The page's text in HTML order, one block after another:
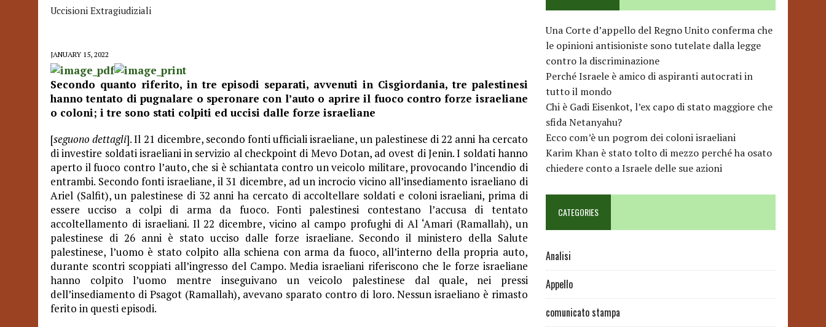
Uccisioni Extragiudiziali
JANUARY 15, 2022
Secondo quanto riferito, in tre episodi separati, avvenuti in Cisgiordania, tre palestinesi
hanno tentato di pugnalare o speronare con l’auto o aprire il fuoco contro forze israeliane
o coloni; i tre sono stati colpiti ed uccisi dalle forze israeliane
[seguono dettagli]. Il 21 dicembre, secondo fonti ufficiali israeliane, un palestinese di 22 anni ha cercato
di investire soldati israeliani in servizio al checkpoint di Mevo Dotan, ad ovest di Jenin. I soldati hanno
aperto il fuoco contro l’auto, che si è schiantata contro un veicolo militare, provocando l’incendio di
entrambi. Secondo fonti israeliane, il 31 dicembre, ad un incrocio vicino all’insediamento israeliano di
Ariel (Salfit), un palestinese di 32 anni ha cercato di accoltellare soldati e coloni israeliani, prima di
essere ucciso a colpi di arma da fuoco. Fonti palestinesi contestano l’accusa di tentato
accoltellamento di israeliani. Il 22 dicembre, vicino al campo profughi di Al ‘Amari (Ramallah), un
palestinese di 26 anni è stato ucciso dalle forze israeliane. Secondo il ministero della Salute
palestinese, l’uomo è stato colpito alla schiena con arma da fuoco, all’interno della propria auto,
durante scontri scoppiati all’ingresso del Campo. Media israeliani riferiscono che le forze israeliane
hanno colpito l’uomo mentre inseguivano un veicolo palestinese dal quale, nei pressi
dell’insediamento di Psagot (Ramallah), avevano sparato contro di loro. Nessun israeliano è rimasto
ferito in questi episodi.
Una Corte d’appello del Regno Unito conferma che
le opinioni antisioniste sono tutelate dalla legge
contro la discriminazione
Perché Israele è amico di aspiranti autocrati in
tutto il mondo
Chi è Gadi Eisenkot, l’ex capo di stato maggiore che
sfida Netanyahu?
Ecco com’è un pogrom dei coloni israeliani
Karim Khan è stato tolto di mezzo perché ha osato
chiedere conto a Israele delle sue azioni
CATEGORIES
Analisi
Appello
comunicato stampa